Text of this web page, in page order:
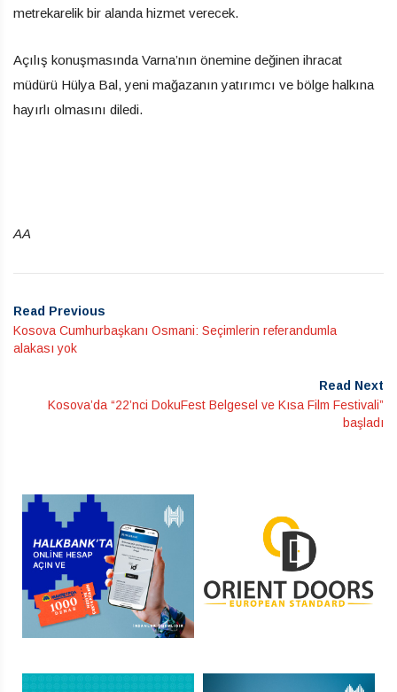
metrekarelik bir alanda hizmet verecek.
Açılış konuşmasında Varna’nın önemine değinen ihracat
müdürü Hülya Bal, yeni mağazanın yatırımcı ve bölge halkına
hayırlı olmasını diledi.
AA
Read Previous
Kosova Cumhurbaşkanı Osmani: Seçimlerin referandumla
alakası yok
Read Next
Kosova’da “22’nci DokuFest Belgesel ve Kısa Film Festivali”
başladı